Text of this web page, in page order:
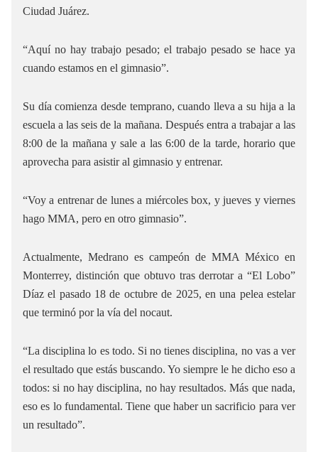
Ciudad Juárez.
“Aquí no hay trabajo pesado; el trabajo pesado se hace ya
cuando estamos en el gimnasio”.
Su día comienza desde temprano, cuando lleva a su hija a la
escuela a las seis de la mañana. Después entra a trabajar a las
8:00 de la mañana y sale a las 6:00 de la tarde, horario que
aprovecha para asistir al gimnasio y entrenar.
“Voy a entrenar de lunes a miércoles box, y jueves y viernes
hago MMA, pero en otro gimnasio”.
Actualmente, Medrano es campeón de MMA México en
Monterrey, distinción que obtuvo tras derrotar a “El Lobo”
Díaz el pasado 18 de octubre de 2025, en una pelea estelar
que terminó por la vía del nocaut.
“La disciplina lo es todo. Si no tienes disciplina, no vas a ver
el resultado que estás buscando. Yo siempre le he dicho eso a
todos: si no hay disciplina, no hay resultados. Más que nada,
eso es lo fundamental. Tiene que haber un sacrificio para ver
un resultado”.